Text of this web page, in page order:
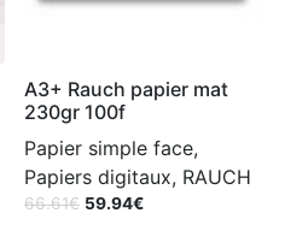
A3+ Rauch papier mat
230gr 100f
Papier simple face,
Papiers digitaux, RAUCH
66.61€ 59.94€